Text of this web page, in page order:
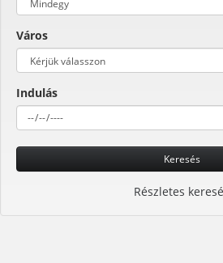
Város
Indulás
Keresés
Részletes